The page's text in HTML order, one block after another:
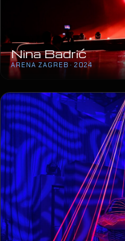
Nina Badrić
ARENA ZAGREB · 2024